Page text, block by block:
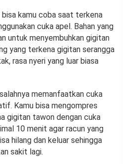
bisa kamu coba saat terkena
cuka apel. Bahan yang
untuk menyembuhkan gigitan
yang terkena gigitan serangga
rasa nyeri yang luar biasa
memanfaatkan cuka
Kamu bisa mengompres
gigitan tawon dengan cuka
10 menit agar racun yang
hilang dan keluar sehingga
sakit lagi.